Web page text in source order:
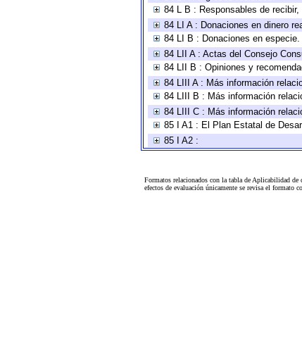
84 L B : Responsables de
84 LI A : Donaciones en dinero
84 LI B : Donaciones en especie.
84 LII A : Actas del Consejo
84 LII B : Opiniones y
84 LIII A : Más información
84 LIII B : Más información
84 LIII C : Más información
85 I A1 : El Plan Estatal de
85 I A2 :
Formatos relacionados con la tabla de Aplicabilidad de
efectos de evaluación únicamente se revisa el formato